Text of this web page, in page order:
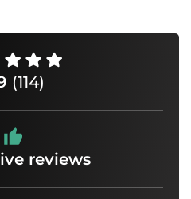
(114)
reviews